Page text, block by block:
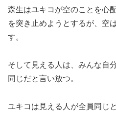
森生はユキコが空のことを心
を突き止めようとするが、空
す。
そして見える人は、みんな自
同じだと言い放つ。
ユキコは見える人が全員同じ